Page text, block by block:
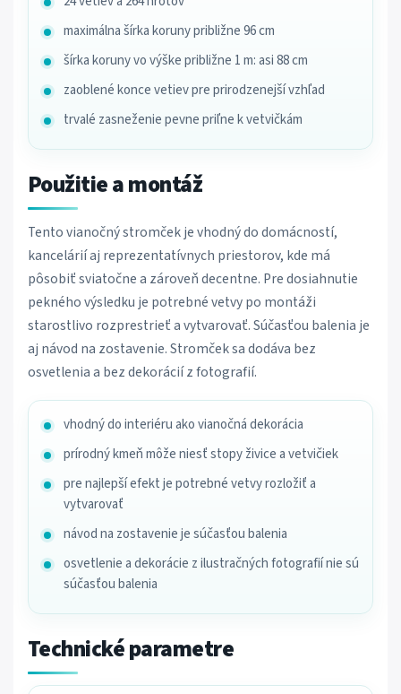
maximálna šírka koruny približne 96 cm
šírka koruny vo výške približne 1 m: asi 88 cm
zaoblené konce vetiev pre prirodzenejší vzhľad
trvalé zasneženie pevne priľne k vetvičkám
Použitie a montáž
Tento vianočný stromček je vhodný do domácností,
kancelárií aj reprezentatívnych priestorov, kde má
pôsobiť sviatočne a zároveň decentne. Pre dosiahnutie
pekného výsledku je potrebné vetvy po montáži
starostlivo rozprestrieť a vytvarovať. Súčasťou balenia je
aj návod na zostavenie. Stromček sa dodáva bez
osvetlenia a bez dekorácií z fotografií.
vhodný do interiéru ako vianočná dekorácia
prírodný kmeň môže niesť stopy živice a vetvičiek
pre najlepší efekt je potrebné vetvy rozložiť a
vytvarovať
návod na zostavenie je súčasťou balenia
osvetlenie a dekorácie z ilustračných fotografií nie sú
súčasťou balenia
Technické parametre